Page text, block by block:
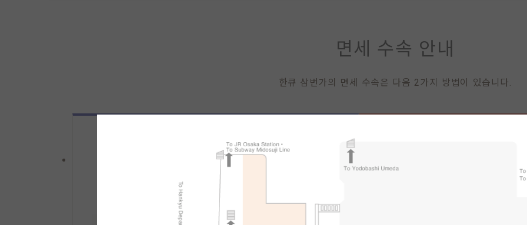
면세 수속 안내
한큐 삼번가의 면세 수속은 다음 2가지 방법이 있습니다.
면세 카운터에서 대응（TAX-FREE COUNTER）
TAX FREE COUNTER